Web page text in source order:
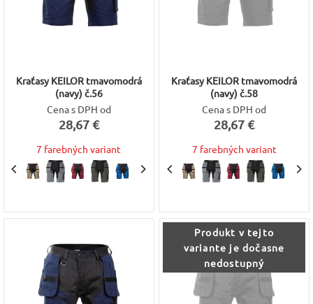
Kraťasy KEILOR tmavomodrá
(navy) č.56
Cena s DPH od
28,67 €
7 farebných variant
Kraťasy KEILOR tmavomodrá
(navy) č.58
Cena s DPH od
28,67 €
7 farebných variant
Produkt v tejto
variante je dočasne
nedostupný